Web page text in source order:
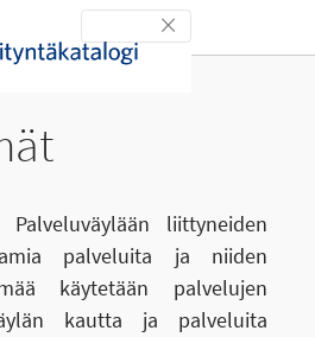
Toggle navigation
liittyneiden
palveluita ja niiden
käytetään palvelujen
kautta ja palveluita